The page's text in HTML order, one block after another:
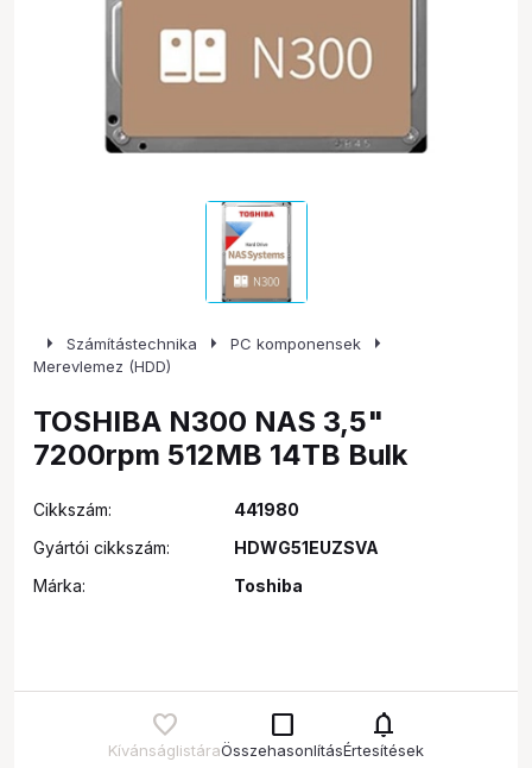
arrow_right Számítástechnika arrow_right PC komponensek arrow_right
Merevlemez (HDD)
TOSHIBA N300 NAS 3,5"
7200rpm 512MB 14TB Bulk
Cikkszám:
441980
Gyártói cikkszám:
HDWG51EUZSVA
Márka:
Toshiba
Kívánságlistára
check_box_outline_blank
Összehasonlítás
notifications
Értesítések